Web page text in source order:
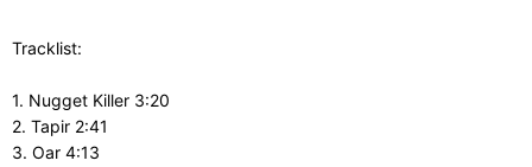
Tracklist:
1. Nugget Killer 3:20
2. Tapir 2:41
3. Oar 4:13